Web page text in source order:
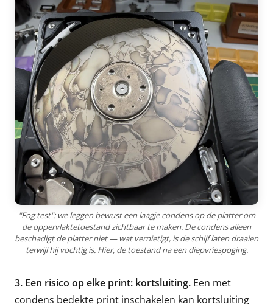
"Fog test": we leggen bewust een laagje condens op de platter om
de oppervlaktetoestand zichtbaar te maken. De condens alleen
beschadigt de platter niet — wat vernietigt, is de schijf laten draaien
terwijl hij vochtig is. Hier, de toestand na een diepvriespoging.
3. Een risico op elke print: kortsluiting. Een met
condens bedekte print inschakelen kan kortsluiting